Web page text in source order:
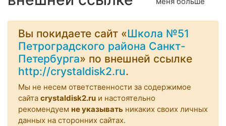
Вы покидаете сайт «Школа №51
Петроградского района Санкт-
Петербурга» по внешней ссылке
http://crystaldisk2.ru.
Мы не несем ответственности за содержимое
сайта crystaldisk2.ru и настоятельно
рекомендуем не указывать никаких своих личных
данных на сторонних сайтах.